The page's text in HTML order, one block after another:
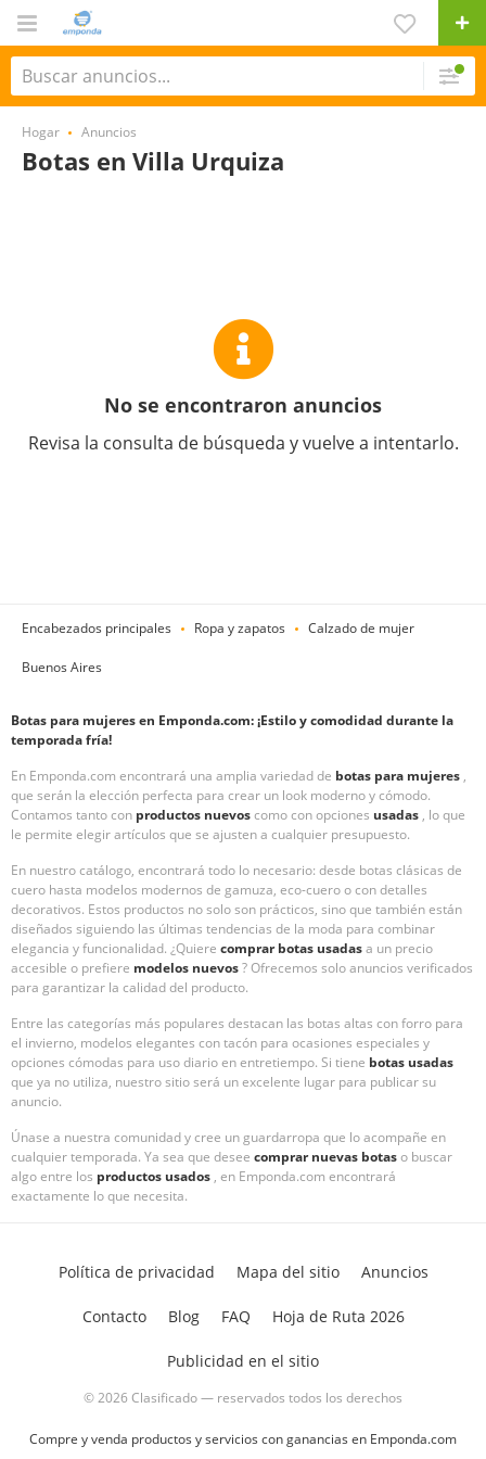
Hogar Anuncios
Botas en Villa Urquiza
No se encontraron anuncios
Revisa la consulta de búsqueda y vuelve a intentarlo.
Encabezados principales Ropa y zapatos Calzado de mujer
Buenos Aires
Botas para mujeres en Emponda.com: ¡Estilo y comodidad durante la
temporada fría!
En Emponda.com encontrará una amplia variedad de botas para mujeres ,
que serán la elección perfecta para crear un look moderno y cómodo.
Contamos tanto con productos nuevoscomo con opciones usadas , lo que
le permite elegir artículos que se ajusten a cualquier presupuesto.
En nuestro catálogo, encontrará todo lo necesario: desde botas clásicas de
cuero hasta modelos modernos de gamuza, eco-cuero o con detalles
decorativos. Estos productos no solo son prácticos, sino que también están
diseñados siguiendo las últimas tendencias de la moda para combinar
elegancia y funcionalidad. ¿Quiere comprar botas usadasa un precio
accesible o prefiere modelos nuevos? Ofrecemos solo anuncios verificados
para garantizar la calidad del producto.
Entre las categorías más populares destacan las botas altas con forro para
el invierno, modelos elegantes con tacón para ocasiones especiales y
opciones cómodas para uso diario en entretiempo. Si tiene botas usadas
que ya no utiliza, nuestro sitio será un excelente lugar para publicar su
anuncio.
Únase a nuestra comunidad y cree un guardarropa que lo acompañe en
cualquier temporada. Ya sea que desee comprar nuevas botaso buscar
algo entre los productos usados , en Emponda.com encontrará
exactamente lo que necesita.
© 2026 Clasificado — reservados todos los derechos
Política de privacidad Mapa del sitio Anuncios
Contacto Blog FAQ Hoja de Ruta 2026
Publicidad en el sitio
Compre y venda productos y servicios con ganancias en Emponda.com